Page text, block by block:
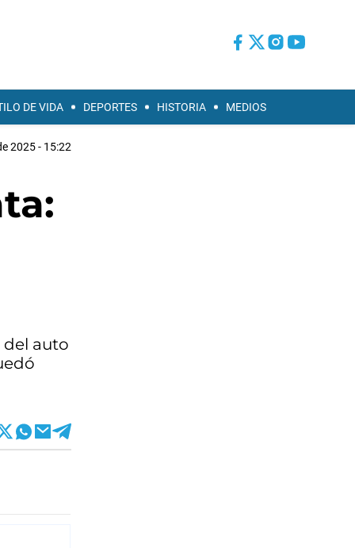
DE VIDA DEPORTES HISTORIA MEDIOS
2025 - 15:22
auto